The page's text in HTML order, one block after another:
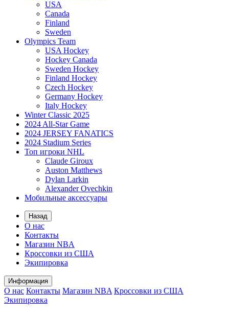
USA
Canada
Finland
Sweden
Olympics Team
USA Hockey
Hockey Canada
Sweden Hockey
Finland Hockey
Czech Hockey
Germany Hockey
Italy Hockey
Winter Classic 2025
2024 All-Star Game
2024 JERSEY FANATICS
2024 Stadium Series
Топ игроки NHL
Claude Giroux
Auston Matthews
Dylan Larkin
Alexander Ovechkin
Мобильные аксессуары
Назад
О нас
Контакты
Магазин NBA
Кроссовки из США
Экипировка
Информация
О нас Контакты Магазин NBA Кроссовки из США
Экипировка